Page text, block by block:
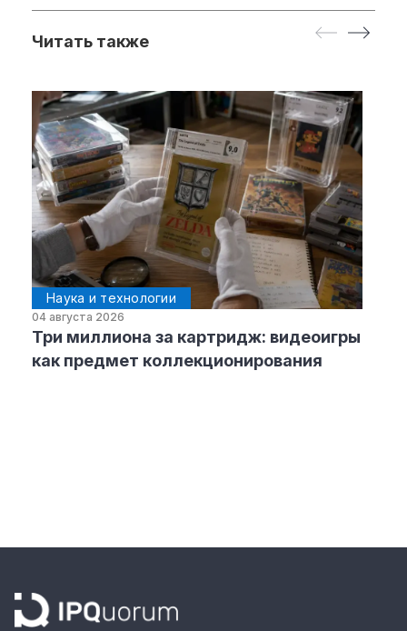
Читать также
Наука и технологии
04 августа 2026
Три миллиона за картридж: видеоигры
как предмет коллекционирования